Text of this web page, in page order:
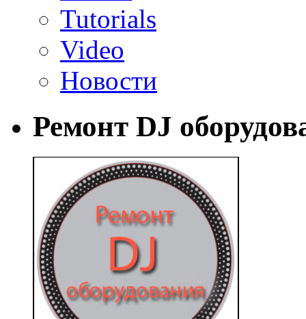
Tutorials
Video
Новости
Ремонт DJ